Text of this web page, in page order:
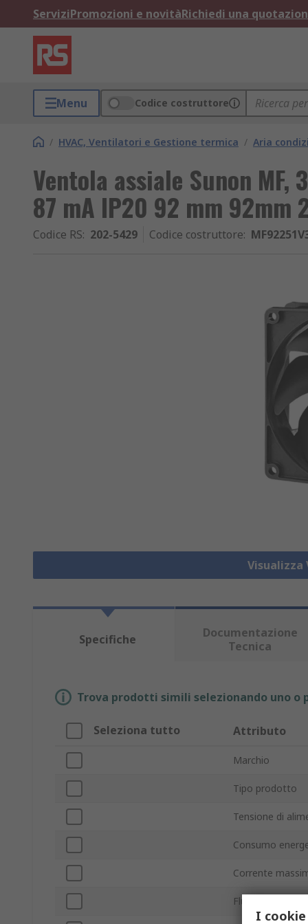
ServiziPromozioni e novitàRichiedi una
Menu Codice costruttore
/ HVAC, Ventilatori e Gestione termica / Aria
Ventola assiale Sunon MF,
87 mA IP20 92 mm 92mm
Codice RS: 202-5429 Codice costruttore:
Visualizza
Specifiche
Documentazione
Tecnica
Trova prodotti simili selezionando uno
Seleziona tutto Attributo
Marchio
Tipo prodotto
Tensione di
Consumo
Corrente
Flusso d'aria
I